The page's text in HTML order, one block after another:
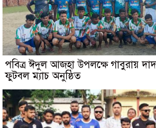
পবিত্র ঈদুল আজহা উপলক্ষে গাবুরায়
ফুটবল ম্যাচ অনুষ্ঠিত